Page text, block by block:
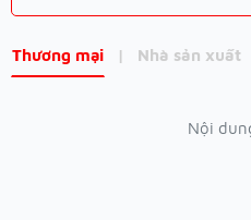
Thương mại | Nhà sản xuất
Nội